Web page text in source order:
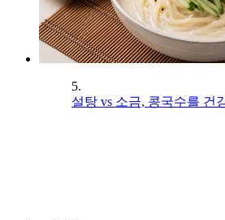
5.
설탕 vs 소금, 콩국수를 건